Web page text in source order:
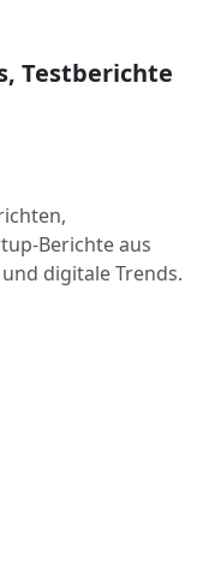
Testberichte
Berichte aus
digitale Trends.